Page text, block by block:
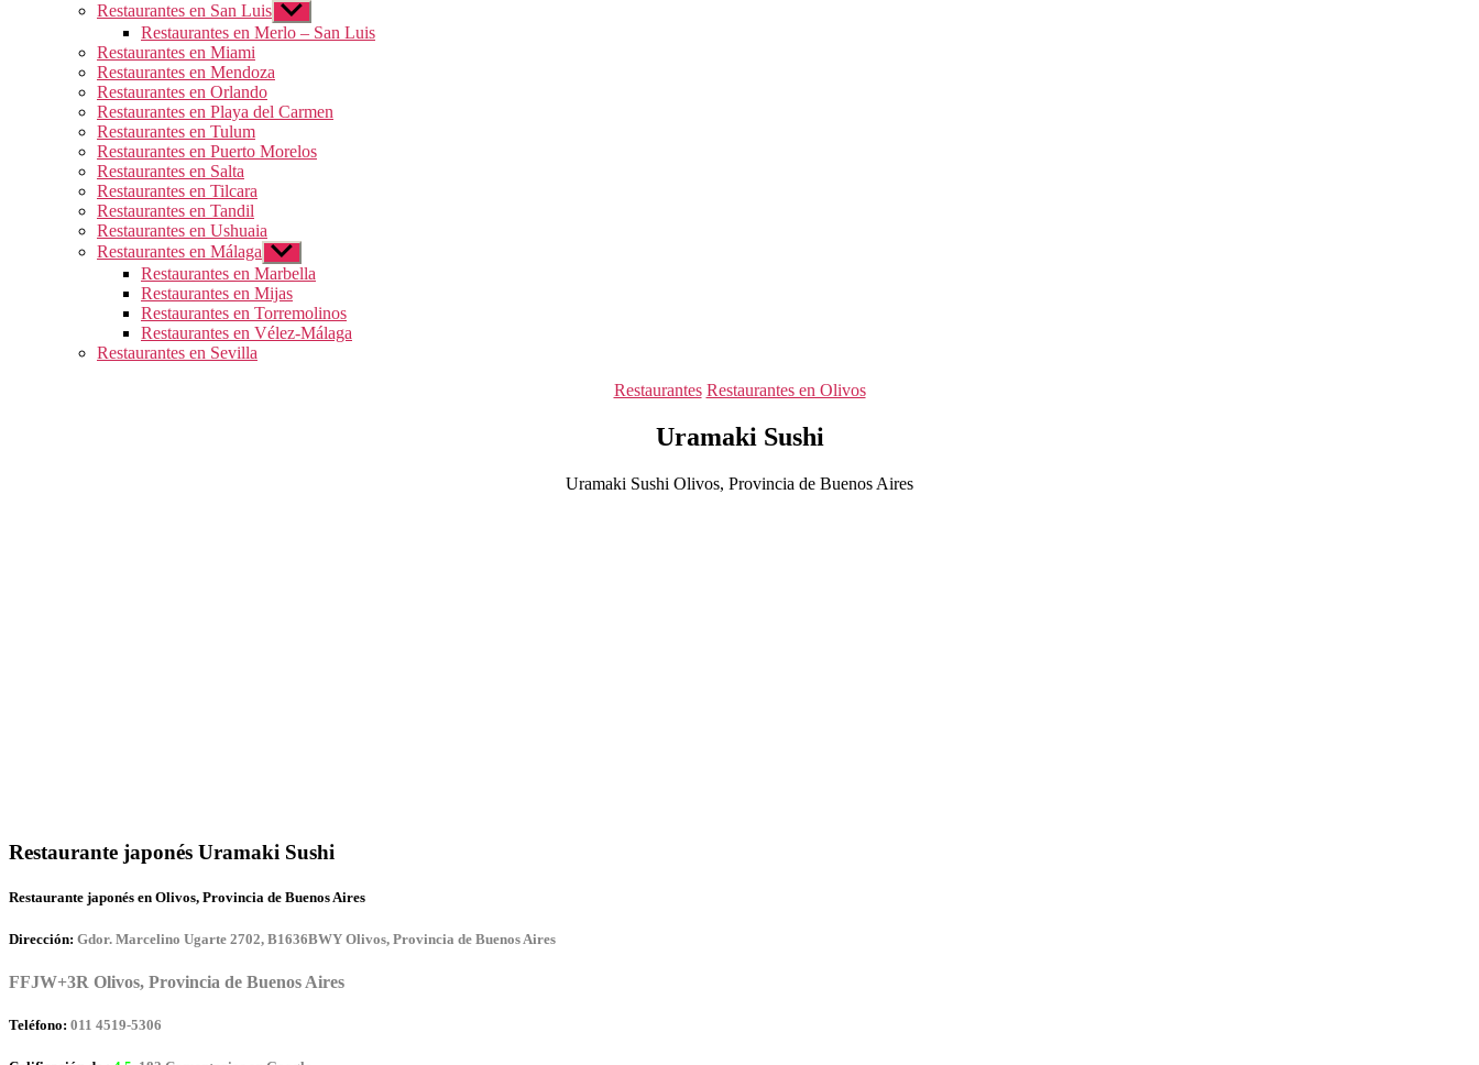
Restaurantes en San Luis Mostrar
el
submenú
Restaurantes en Merlo – San Luis
Restaurantes en Miami
Restaurantes en Mendoza
Restaurantes en Orlando
Restaurantes en Playa del Carmen
Restaurantes en Tulum
Restaurantes en Puerto Morelos
Restaurantes en Salta
Restaurantes en Tilcara
Restaurantes en Tandil
Restaurantes en Ushuaia
Restaurantes en Málaga Mostrar
el
submenú
Restaurantes en Marbella
Restaurantes en Mijas
Restaurantes en Torremolinos
Restaurantes en Vélez-Málaga
Restaurantes en Sevilla
Categorías
Restaurantes Restaurantes en Olivos
Uramaki Sushi
Uramaki Sushi Olivos, Provincia de Buenos Aires
Restaurante japonés Uramaki Sushi
Restaurante japonés en Olivos, Provincia de Buenos Aires
Dirección: Gdor. Marcelino Ugarte 2702, B1636BWY Olivos, Provincia de Buenos Aires
FFJW+3R Olivos, Provincia de Buenos Aires
Teléfono: 011 4519-5306